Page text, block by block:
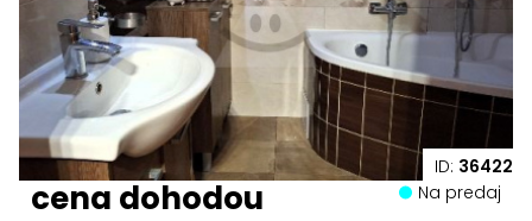
ID: 36422
cena dohodou Na predaj